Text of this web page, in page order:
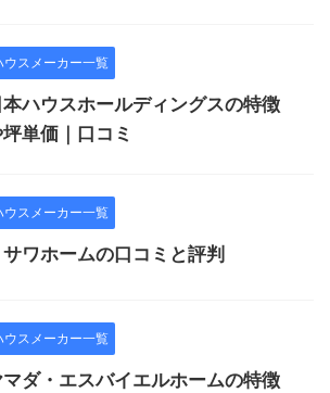
ウスメーカー一覧
本ハウスホールディングスの特徴
単価｜口コミ
ウスメーカー一覧
サワホームの口コミと評判
ウスメーカー一覧
マダ・エスバイエルホームの特徴